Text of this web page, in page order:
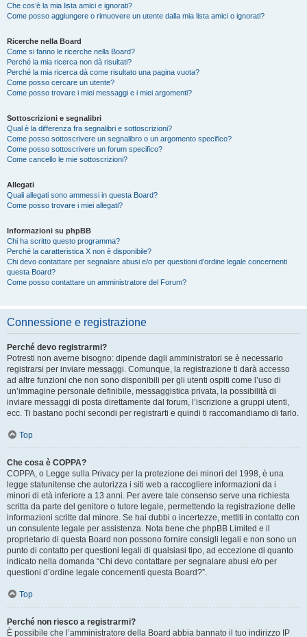
Che cos’è la mia lista amici e ignorati?
Come posso aggiungere o rimuovere un utente dalla mia lista amici o ignorati?
Ricerche nella Board
Come si fanno le ricerche nella Board?
Perché la mia ricerca non dà risultati?
Perché la mia ricerca dà come risultato una pagina vuota?
Come posso cercare un utente?
Come posso trovare i miei messaggi e i miei argomenti?
Sottoscrizioni e segnalibri
Qual è la differenza fra segnalibri e sottoscrizioni?
Come posso sottoscrivere un segnalibro o un argomento specifico?
Come posso sottoscrivere un forum specifico?
Come cancello le mie sottoscrizioni?
Allegati
Quali allegati sono ammessi in questa Board?
Come posso trovare i miei allegati?
Informazioni su phpBB
Chi ha scritto questo programma?
Perché la caratteristica X non è disponibile?
Chi devo contattare per segnalare abusi e/o per questioni d’ordine legale concernenti
questa Board?
Come posso contattare un amministratore del Forum?
Connessione e registrazione
Perché devo registrarmi?
Potresti non averne bisogno: dipende dagli amministratori se è necessario
registrarsi per inviare messaggi. Comunque, la registrazione ti darà accesso
ad altre funzioni che non sono disponibili per gli utenti ospiti come l’uso di
un’immagine personale definibile, messaggistica privata, la possibilità di
inviare messaggi di posta direttamente dal forum, l’iscrizione a gruppi utenti,
ecc. Ti bastano pochi secondi per registrarti e quindi ti raccomandiamo di farlo.
Top
Che cosa è COPPA?
COPPA, o Legge sulla Privacy per la protezione dei minori del 1998, è una
legge statunitense che autorizza i siti web a raccogliere informazioni da i
minori di età inferiore a 13 anni. Per avere tale consenso serve una richiesta
scritta da parte del genitore o tutore legale, permettendo la registrazione delle
informazioni scritte dal minore. Se hai dubbi o incertezze, mettiti in contatto con
un consulente legale per assistenza. Nota bene che phpBB Limited e il
proprietario di questa Board non possono fornire consigli legali e non sono un
punto di contatto per questioni legali di qualsiasi tipo, ad eccezione di quanto
indicato nella domanda “Chi devo contattare per segnalare abusi e/o per
questioni d’ordine legale concernenti questa Board?”.
Top
Perché non riesco a registrarmi?
È possibile che l’amministratore della Board abbia bannato il tuo indirizzo IP